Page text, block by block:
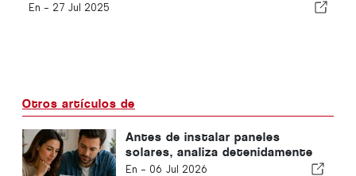
En - 27 Jul 2025
Otros artículos de
Antes de instalar paneles
solares, analiza detenidamente
tu factura de la luz
En - 06 Jul 2026